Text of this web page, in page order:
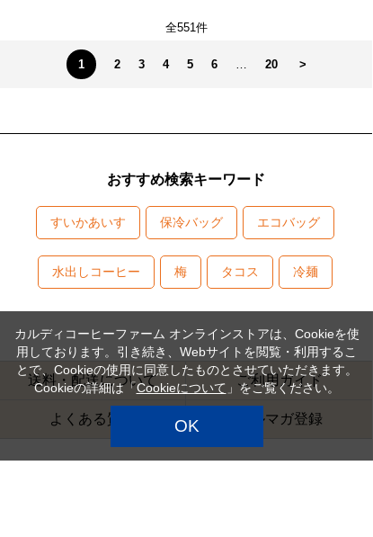
全551件
1 2 3 4 5 6 … 20 >
おすすめ検索キーワード
すいかあいす 保冷バッグ エコバッグ
水出しコーヒー 梅 タコス 冷麺
送料・配送について ご利用ガイド
よくある質問 メルマガ登録
カルディコーヒーファーム オンラインストアは、Cookieを使
用しております。引き続き、Webサイトを閲覧・利用するこ
とで、Cookieの使用に同意したものとさせていただきます。
Cookieの詳細は「Cookieについて 」をご覧ください。
OK